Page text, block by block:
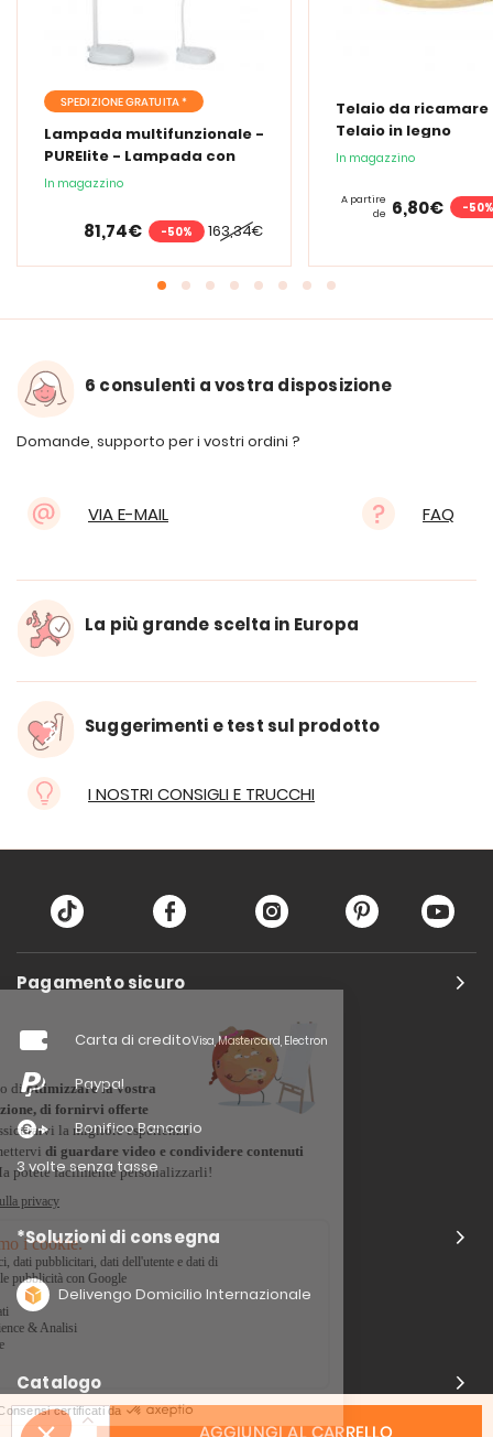
AGGIUNGI AL CARRELLO
SPEDIZIONE GRATUITA *
Lampada multifunzionale -
PURElite - Lampada con
lente d'ingrandimento
In magazzino
163,34€
81,74€ -50%
Telaio da ricamare
Telaio in legno
In magazzino
A partire
de 6,80€ -50%
6 consulenti a vostra disposizione
Domande, supporto per i vostri ordini ?
VIA E-MAIL FAQ
La più grande scelta in Europa
Suggerimenti e test sul prodotto
I NOSTRI CONSIGLI E TRUCCHI
Pagamento sicuro
Carta di creditoVisa, Mastercard, Electron
Paypal
Bonifico Bancario
3 volte senza tasse
*Soluzioni di consegna
Delivengo Domicilio Internazionale
Catalogo